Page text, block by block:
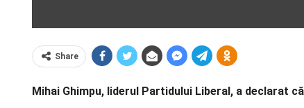
Share
Mihai Ghimpu, liderul Partidului Liberal, a declarat